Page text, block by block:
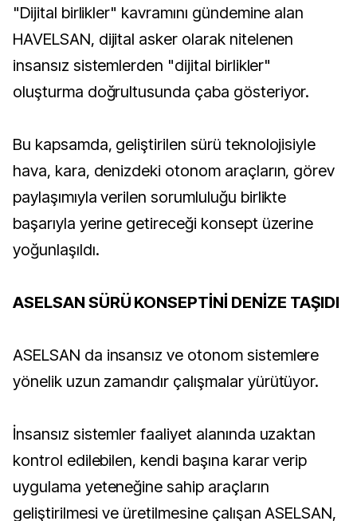
"Dijital birlikler" kavramını gündemine alan
HAVELSAN, dijital asker olarak nitelenen
insansız sistemlerden "dijital birlikler"
oluşturma doğrultusunda çaba gösteriyor.
Bu kapsamda, geliştirilen sürü teknolojisiyle
hava, kara, denizdeki otonom araçların, görev
paylaşımıyla verilen sorumluluğu birlikte
başarıyla yerine getireceği konsept üzerine
yoğunlaşıldı.
ASELSAN SÜRÜ KONSEPTİNİ DENİZE TAŞIDI
ASELSAN da insansız ve otonom sistemlere
yönelik uzun zamandır çalışmalar yürütüyor.
İnsansız sistemler faaliyet alanında uzaktan
kontrol edilebilen, kendi başına karar verip
uygulama yeteneğine sahip araçların
geliştirilmesi ve üretilmesine çalışan ASELSAN,